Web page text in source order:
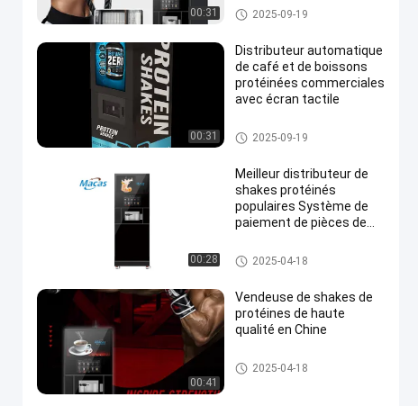
00:31
Espresso Brewer
Vendeuse de café instantané
2025-09-19
00:31
Distributeur automatique
de café et de boissons
protéinées commerciales
avec écran tactile
Vendeuse de café instantané
2025-09-19
00:28
Meilleur distributeur de
shakes protéinés
populaires Système de
paiement de pièces de
gymnase
Vendeuse de café instantané
2025-04-18
00:41
Vendeuse de shakes de
protéines de haute
qualité en Chine
Vendeuse de café instantané
2025-04-18